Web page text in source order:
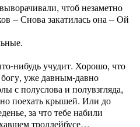
чтоб незаметно
– Снова закатилась она – Ой
нибудь учудит. Хорошо, что
богу, уже давным-давно
с полуслова и полувзгляда,
поехать крышей. Или до
за что тебе набили
троллейбусе…